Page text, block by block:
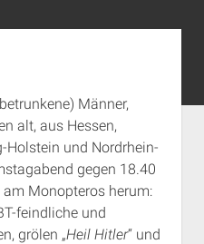
info@aida-archiv.de
open
dropdown
menu
im Süden
in München
im Süden
open
dropdown
menu
Männer,
alt, aus Hessen,
Holstein und Nordrhein-
gegen 18.40
Monopteros herum:
feindliche und
grölen „Heil Hitler“ und